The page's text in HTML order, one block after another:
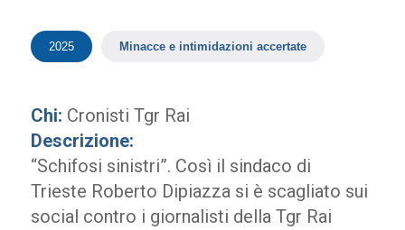
2025 Minacce e intimidazioni accertate
Chi: Cronisti Tgr Rai
Descrizione:
“Schifosi sinistri”. Così il sindaco di
Trieste Roberto Dipiazza si è scagliato sui
social contro i giornalisti della Tgr Rai